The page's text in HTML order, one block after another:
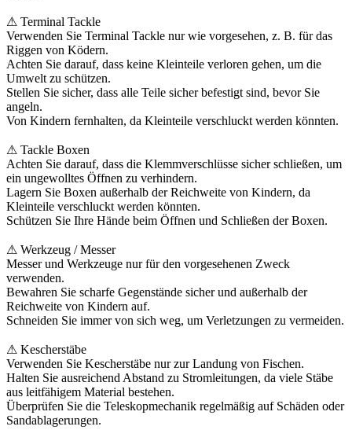
⚠ Terminal Tackle
Verwenden Sie Terminal Tackle nur wie vorgesehen, z. B. für das
Riggen von Ködern.
Achten Sie darauf, dass keine Kleinteile verloren gehen, um die
Umwelt zu schützen.
Stellen Sie sicher, dass alle Teile sicher befestigt sind, bevor Sie
angeln.
Von Kindern fernhalten, da Kleinteile verschluckt werden könnten.
⚠ Tackle Boxen
Achten Sie darauf, dass die Klemmverschlüsse sicher schließen, um
ein ungewolltes Öffnen zu verhindern.
Lagern Sie Boxen außerhalb der Reichweite von Kindern, da
Kleinteile verschluckt werden könnten.
Schützen Sie Ihre Hände beim Öffnen und Schließen der Boxen.
⚠ Werkzeug / Messer
Messer und Werkzeuge nur für den vorgesehenen Zweck
verwenden.
Bewahren Sie scharfe Gegenstände sicher und außerhalb der
Reichweite von Kindern auf.
Schneiden Sie immer von sich weg, um Verletzungen zu vermeiden.
⚠ Kescherstäbe
Verwenden Sie Kescherstäbe nur zur Landung von Fischen.
Halten Sie ausreichend Abstand zu Stromleitungen, da viele Stäbe
aus leitfähigem Material bestehen.
Überprüfen Sie die Teleskopmechanik regelmäßig auf Schäden oder
Sandablagerungen.